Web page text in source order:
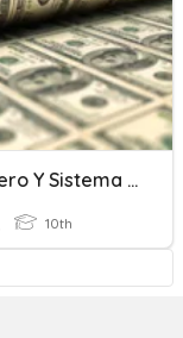
S4 Dinero Y Sistema Financiero
10th